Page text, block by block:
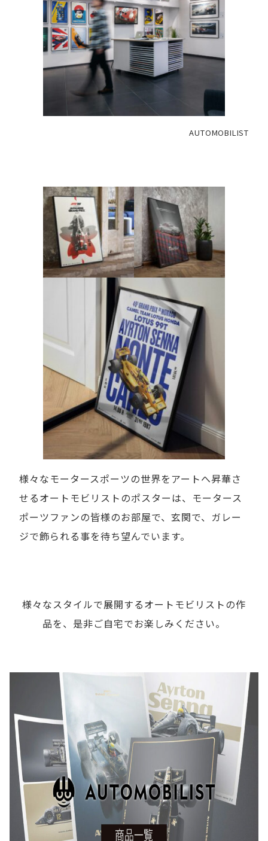
AUTOMOBILIST
様々なモータースポーツの世界をアートへ昇華さ
せるオートモビリストのポスターは、モータース
ポーツファンの皆様のお部屋で、玄関で、ガレー
ジで飾られる事を待ち望んでいます。
様々なスタイルで展開するオートモビリストの作
品を、是非ご自宅でお楽しみください。